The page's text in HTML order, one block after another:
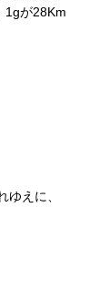
1gが28Km
えに、